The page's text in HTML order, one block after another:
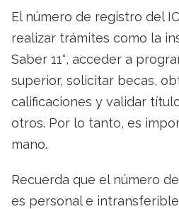
El número de registro del
realizar trámites como la
Saber 11°, acceder a
superior, solicitar becas,
calificaciones y validar
otros. Por lo tanto, es
mano.
Recuerda que el número
es personal e